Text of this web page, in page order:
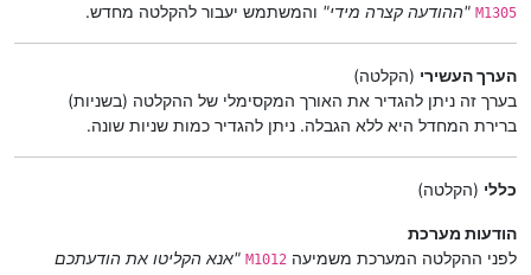
M1305 "ההודעה קצרה מידי" והמשתמש יעבור להקלטה מחדש.
הערך העשירי (הקלטה)
בערך זה ניתן להגדיר את האורך המקסימלי של ההקלטה (בשניות)
ברירת המחדל היא ללא הגבלה. ניתן להגדיר כמות שניות שונה.
כללי (הקלטה)
הודעות מערכת
לפני ההקלטה המערכת משמיעה M1012 "אנא הקליטו את הודעתכם